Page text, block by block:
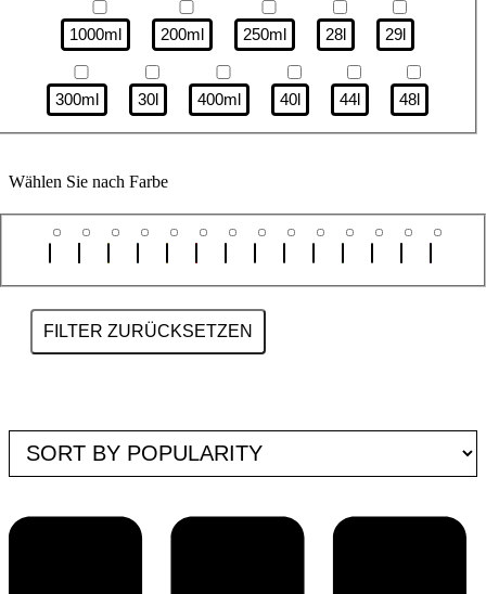
1000ml 200ml 250ml 28l 29l
300ml 30l 400ml 40l 44l 48l
Wählen Sie nach Farbe
FILTER ZURÜCKSETZEN